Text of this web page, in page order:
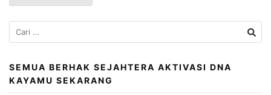
Cari
untuk:
SEMUA BERHAK SEJAHTERA AKTIVASI DNA
KAYAMU SEKARANG